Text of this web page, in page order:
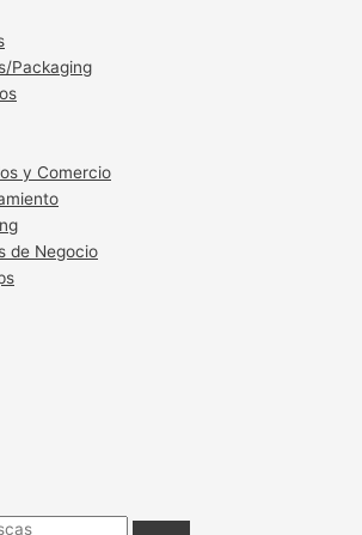
Packaging
y Comercio
de Negocio